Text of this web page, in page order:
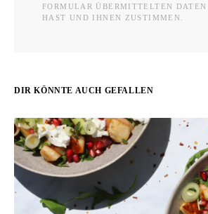
FORMULAR ÜBERMITTELTEN DATEN
HAST UND IHNEN ZUSTIMMEN.
DIR KÖNNTE AUCH GEFALLEN